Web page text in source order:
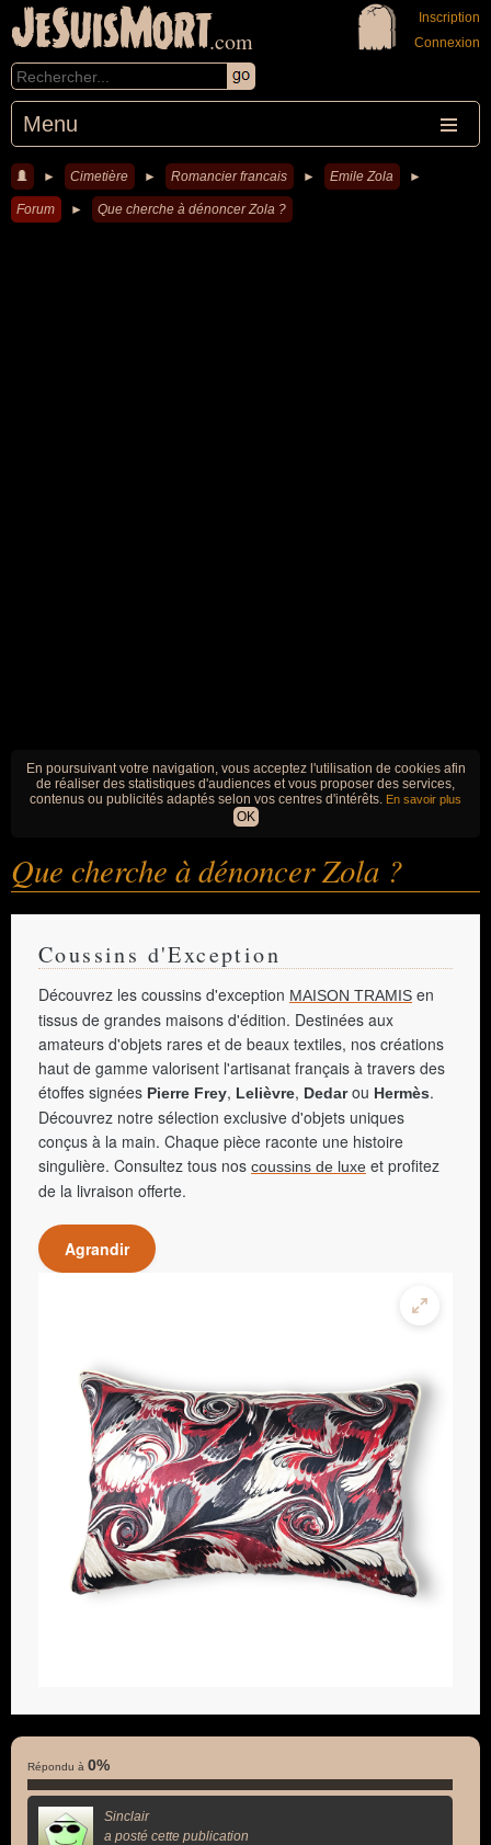
JeSuisMort.com
Menu
Inscription
Connexion
► Cimetière ► Romancier francais ► Emile Zola ►
Forum ► Que cherche à dénoncer Zola ?
En poursuivant votre navigation, vous acceptez l'utilisation de cookies afin
de réaliser des statistiques d'audiences et vous proposer des services,
contenus ou publicités adaptés selon vos centres d'intérêts. En savoir plus
OK
Que cherche à dénoncer Zola ?
Coussins d'Exception
Découvrez les coussins d'exception MAISON TRAMIS en
tissus de grandes maisons d'édition. Destinées aux
amateurs d'objets rares et de beaux textiles, nos créations
haut de gamme valorisent l'artisanat français à travers des
étoffes signées Pierre Frey, Lelièvre, Dedarou Hermès.
Découvrez notre sélection exclusive d'objets uniques
conçus à la main. Chaque pièce raconte une histoire
singulière. Consultez tous nos coussins de luxe et profitez
de la livraison offerte.
Agrandir
Répondu à 0%
Sinclair
a posté cette publication